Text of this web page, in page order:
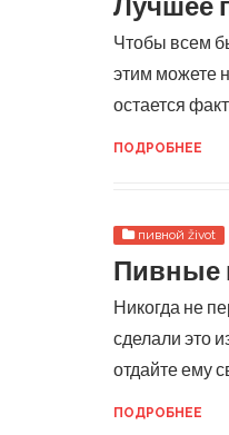
Чтобы всем
этим можете
остается
ПОДРОБНЕЕ
пивной život
Пивные
Никогда не
сделали это
отдайте ему
ПОДРОБНЕЕ